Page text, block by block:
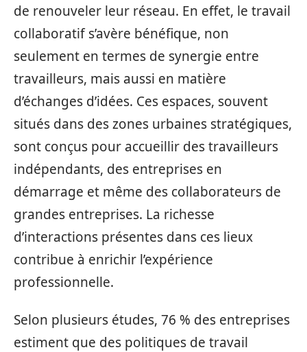
de renouveler leur réseau. En effet, le travail
collaboratif s’avère bénéfique, non
seulement en termes de synergie entre
travailleurs, mais aussi en matière
d’échanges d’idées. Ces espaces, souvent
situés dans des zones urbaines stratégiques,
sont conçus pour accueillir des travailleurs
indépendants, des entreprises en
démarrage et même des collaborateurs de
grandes entreprises. La richesse
d’interactions présentes dans ces lieux
contribue à enrichir l’expérience
professionnelle.
Selon plusieurs études, 76 % des entreprises
estiment que des politiques de travail